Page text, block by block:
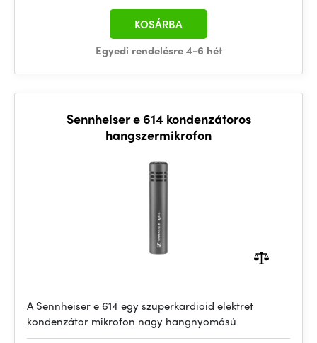
Egyedi rendelésre 4-6 hét
KOSÁRBA
Sennheiser e 614 kondenzátoros
hangszermikrofon
A Sennheiser e 614 egy szuperkardioid elektret
kondenzátor mikrofon nagy hangnyomású